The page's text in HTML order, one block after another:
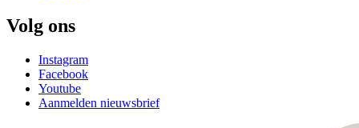
Volg ons
Instagram
Facebook
Youtube
Aanmelden nieuwsbrief